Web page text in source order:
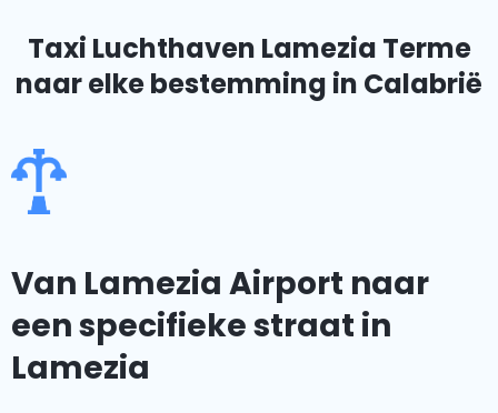
Taxi Luchthaven Lamezia Terme
naar elke bestemming in Calabrië
Van Lamezia Airport naar
een specifieke straat in
Lamezia